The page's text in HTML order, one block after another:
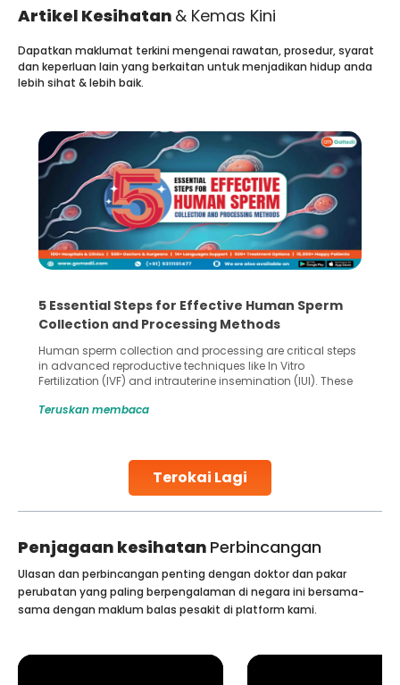
Artikel Kesihatan & Kemas Kini
Terokai Lagi
Dapatkan maklumat terkini mengenai rawatan, prosedur, syarat
dan keperluan lain yang berkaitan untuk menjadikan hidup anda
lebih sihat & lebih baik.
5 Essential Steps for Effective Human Sperm
Collection and Processing Methods
Human sperm collection and processing are critical steps
in advanced reproductive techniques like In Vitro
Fertilization (IVF) and intrauterine insemination (IUI). These
challenges and help couples achieve their dream of
collected, they process the
Teruskan membaca
Penjagaan kesihatan Perbincangan
Ulasan dan perbincangan penting dengan doktor dan pakar
perubatan yang paling berpengalaman di negara ini bersama-
sama dengan maklum balas pesakit di platform kami.